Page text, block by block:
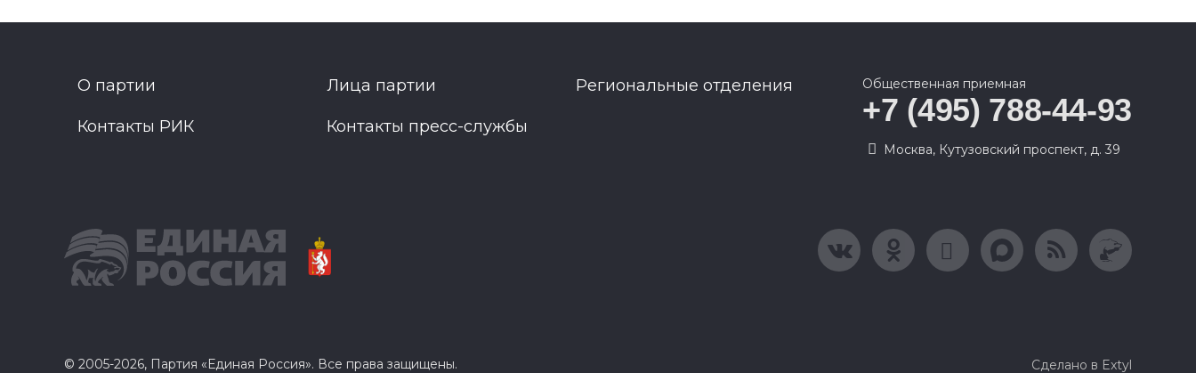
О партии Лица партии Региональные отделения
Контакты РИК Контакты пресс-службы
Общественная приемная
+7 (495) 788-44-93
Москва, Кутузовский проспект, д. 39
© 2005-2026, Партия «Единая Россия». Все права защищены. Сделано в Extyl